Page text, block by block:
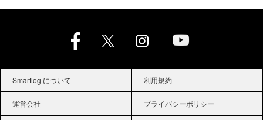
Smartlog について 利用規約
運営会社 プライバシーポリシー